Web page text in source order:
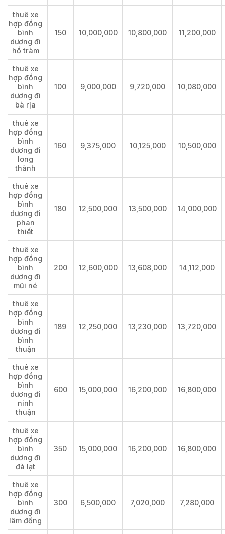
thuê xe
hợp đồng
bình
dương đi
hồ tràm
150 10,000,000 10,800,000 11,200,000
thuê xe
hợp đồng
bình
dương đi
bà rịa
100 9,000,000 9,720,000 10,080,000
thuê xe
hợp đồng
bình
dương đi
long
thành
160 9,375,000 10,125,000 10,500,000
thuê xe
hợp đồng
bình
dương đi
phan
thiết
180 12,500,000 13,500,000 14,000,000
thuê xe
hợp đồng
bình
dương đi
mũi né
200 12,600,000 13,608,000 14,112,000
thuê xe
hợp đồng
bình
dương đi
bình
thuận
189 12,250,000 13,230,000 13,720,000
thuê xe
hợp đồng
bình
dương đi
ninh
thuận
600 15,000,000 16,200,000 16,800,000
thuê xe
hợp đồng
bình
dương đi
đà lạt
350 15,000,000 16,200,000 16,800,000
thuê xe
hợp đồng
bình
dương đi
lâm đồng
300 6,500,000 7,020,000 7,280,000